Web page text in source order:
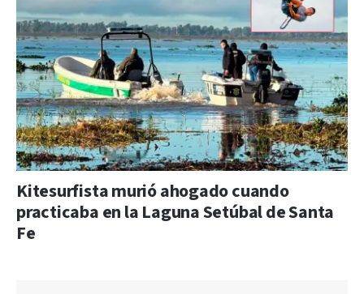
Kitesurfista murió ahogado cuando
practicaba en la Laguna Setúbal de Santa
Fe